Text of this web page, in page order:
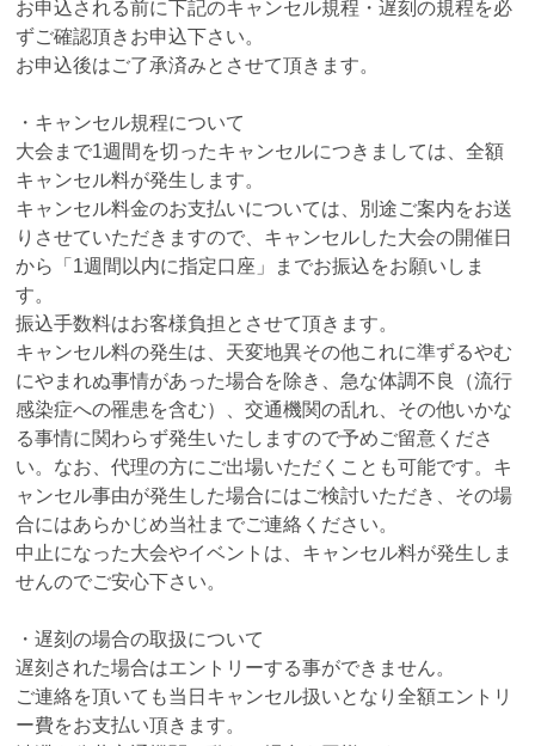
お申込される前に下記のキャンセル規程・遅刻の規程を必
ずご確認頂きお申込下さい。
お申込後はご了承済みとさせて頂きます。
・キャンセル規程について
大会まで1週間を切ったキャンセルにつきましては、全額
キャンセル料が発生します。
キャンセル料金のお支払いについては、別途ご案内をお送
りさせていただきますので、キャンセルした大会の開催日
から「1週間以内に指定口座」までお振込をお願いしま
す。
振込手数料はお客様負担とさせて頂きます。
キャンセル料の発生は、天変地異その他これに準ずるやむ
にやまれぬ事情があった場合を除き、急な体調不良（流行
感染症への罹患を含む）、交通機関の乱れ、その他いかな
る事情に関わらず発生いたしますので予めご留意くださ
い。なお、代理の方にご出場いただくことも可能です。キ
ャンセル事由が発生した場合にはご検討いただき、その場
合にはあらかじめ当社までご連絡ください。
中止になった大会やイベントは、キャンセル料が発生しま
せんのでご安心下さい。
・遅刻の場合の取扱について
遅刻された場合はエントリーする事ができません。
ご連絡を頂いても当日キャンセル扱いとなり全額エントリ
ー費をお支払い頂きます。